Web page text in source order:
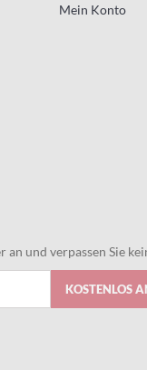
Mein Konto
und verpassen Sie
KOSTENLOS